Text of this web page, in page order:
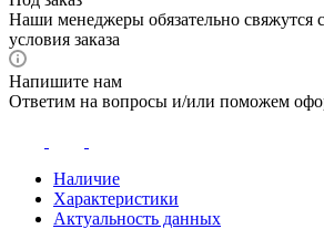
Наши менеджеры обязательно свяжутся
условия заказа
Напишите нам
Ответим на вопросы и/или поможем
Наличие
Характеристики
Актуальность данных